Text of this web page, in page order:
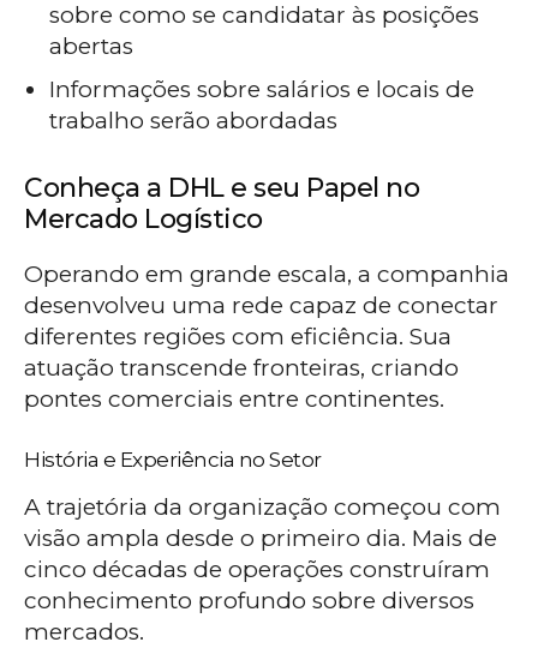
sobre como se candidatar às posições
abertas
Informações sobre salários e locais de
trabalho serão abordadas
Conheça a DHL e seu Papel no
Mercado Logístico
Operando em grande escala, a companhia
desenvolveu uma rede capaz de conectar
diferentes regiões com eficiência. Sua
atuação transcende fronteiras, criando
pontes comerciais entre continentes.
História e Experiência no Setor
A trajetória da organização começou com
visão ampla desde o primeiro dia. Mais de
cinco décadas de operações construíram
conhecimento profundo sobre diversos
mercados.